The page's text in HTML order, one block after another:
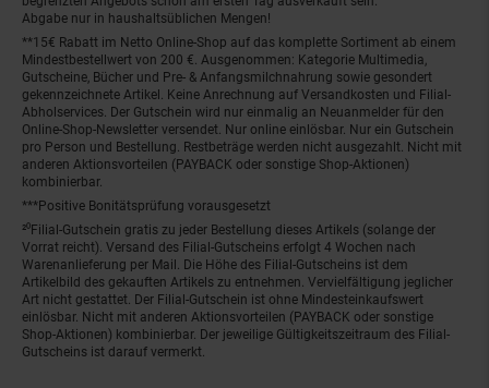
Abgabe nur in haushaltsüblichen Mengen!
**15€ Rabatt im Netto Online-Shop auf das komplette Sortiment ab einem
Mindestbestellwert von 200 €. Ausgenommen: Kategorie Multimedia,
Gutscheine, Bücher und Pre- & Anfangsmilchnahrung sowie gesondert
gekennzeichnete Artikel. Keine Anrechnung auf Versandkosten und Filial-
Abholservices. Der Gutschein wird nur einmalig an Neuanmelder für den
Online-Shop-Newsletter versendet. Nur online einlösbar. Nur ein Gutschein
pro Person und Bestellung. Restbeträge werden nicht ausgezahlt. Nicht mit
anderen Aktionsvorteilen (PAYBACK oder sonstige Shop-Aktionen)
kombinierbar.
***Positive Bonitätsprüfung vorausgesetzt
²⁰Filial-Gutschein gratis zu jeder Bestellung dieses Artikels (solange der
Vorrat reicht). Versand des Filial-Gutscheins erfolgt 4 Wochen nach
Warenanlieferung per Mail. Die Höhe des Filial-Gutscheins ist dem
Artikelbild des gekauften Artikels zu entnehmen. Vervielfältigung jeglicher
Art nicht gestattet. Der Filial-Gutschein ist ohne Mindesteinkaufswert
einlösbar. Nicht mit anderen Aktionsvorteilen (PAYBACK oder sonstige
Shop-Aktionen) kombinierbar. Der jeweilige Gültigkeitszeitraum des Filial-
Gutscheins ist darauf vermerkt.